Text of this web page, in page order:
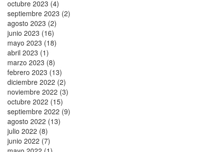
octubre 2023 (4)
septiembre 2023 (2)
agosto 2023 (2)
junio 2023 (16)
mayo 2023 (18)
abril 2023 (1)
marzo 2023 (8)
febrero 2023 (13)
diciembre 2022 (2)
noviembre 2022 (3)
octubre 2022 (15)
septiembre 2022 (9)
agosto 2022 (13)
julio 2022 (8)
junio 2022 (7)